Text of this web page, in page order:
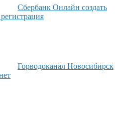
Сбербанк Онлайн создать
Горводоканал Новосибирск